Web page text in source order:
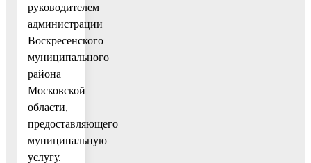
руководителем
администрации
Воскресенского
муниципального
района
Московской
области,
предоставляющего
муниципальную
услугу.